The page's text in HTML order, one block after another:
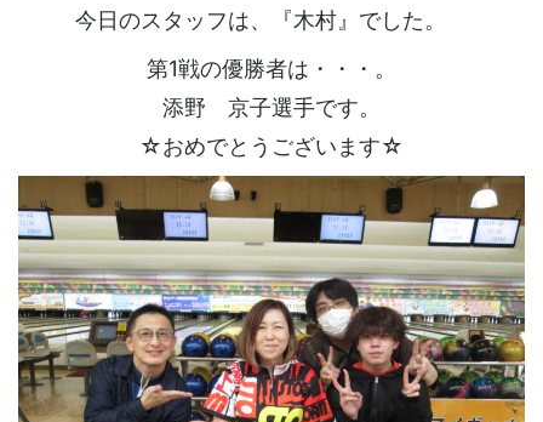
今日のスタッフは、『木村』でした。
第1戦の優勝者は・・・。
添野 京子選手です。
☆おめでとうございます☆